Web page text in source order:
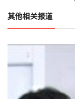
其他相关报道